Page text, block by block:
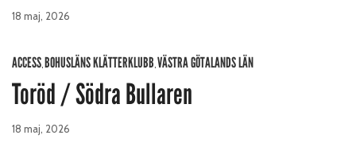
18 maj, 2026
ACCESS,BOHUSLÄNS KLÄTTERKLUBB,VÄSTRA GÖTALANDS LÄN
Toröd / Södra Bullaren
18 maj, 2026